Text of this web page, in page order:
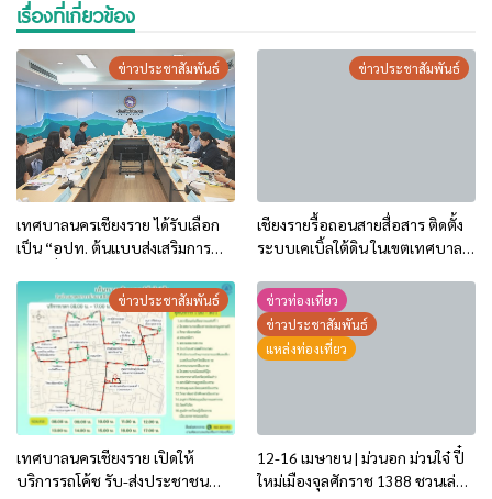
เรื่องที่เกี่ยวข้อง
ข่าวประชาสัมพันธ์
เทศบาลนครเชียงราย ได้รับเลือก
เป็น “อปท. ต้นแบบส่งเสริมการ
ประจำปี 2569!
ข่าวประชาสัมพันธ์
เชียงรายรื้อถอนสายสื่อสาร ติดตั้ง
ระบบเคเบิ้ลใต้ดิน ในเขตเทศบาล
ถนนธนาลัย
ข่าวประชาสัมพันธ์
เทศบาลนครเชียงราย เปิดให้
บริการรถโค้ช รับ-ส่งประชาชน
ข่าวท่องเที่ยว
ข่าวประชาสัมพันธ์
แหล่งท่องเที่ยว
12-16 เมษายน | ม่วนอก ม่วนใจ๋ ปี๋
ใหม่เมืองจุลศักราช 1388 ชวนเล่น